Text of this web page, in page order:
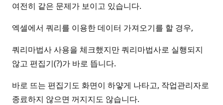
여전히 같은 문제가 보이고 있습니다.
엑셀에서 쿼리를 이용한 데이터 가져오기를 할 경우,
쿼리마법사 사용을 체크했지만 쿼리마법사로 실행되지
않고 편집기(?)가 바로 뜹니다.
바로 뜨는 편집기도 화면이 하얗게 나타고, 작업관리자로
종료하지 않으면 꺼지지도 않습니다.